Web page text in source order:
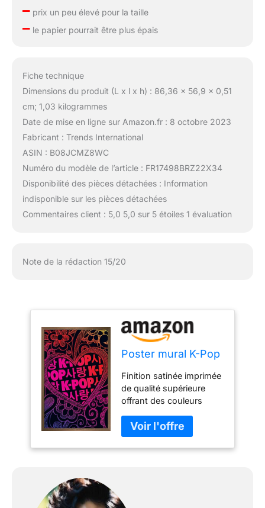
–prix un peu élevé pour la taille
–le papier pourrait être plus épais
Fiche technique
Dimensions du produit (L x l x h) : 86,36 x 56,9 x 0,51
cm; 1,03 kilogrammes
Date de mise en ligne sur Amazon.fr : 8 octobre 2023
Fabricant : Trends International
ASIN : B08JCMZ8WC
Numéro du modèle de l’article : FR17498BRZ22X34
Disponibilité des pièces détachées : Information
indisponible sur les pièces détachées
Commentaires client : 5,0 5,0 sur 5 étoiles 1 évaluation
Note de la rédaction 15/20
Poster mural K-Pop
Finition satinée imprimée
de qualité supérieure
offrant des couleurs
éblouissement
réfléchissant Le cadre
pour affiche est un
en valeur l'art et